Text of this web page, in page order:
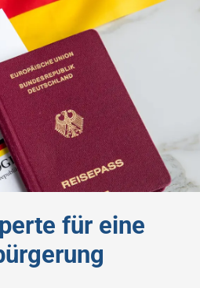
für eine